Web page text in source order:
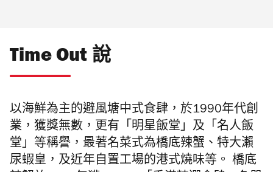
Time Out 說
以海鮮為主的避風塘中式食肆，於1990年代創
業，獲獎無數， 更有「明星飯堂」及「名人飯
堂」等稱譽，最著名菜式為橋底辣蟹、 特大瀨
尿蝦皇，及近年自置工場的港式燒味等。 橋底